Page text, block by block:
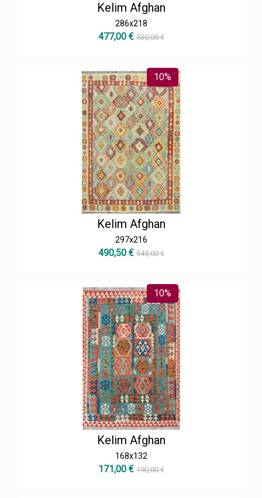
Kelim Afghan
286x218
477,00 € 530,00 €
10%
Kelim Afghan
297x216
490,50 € 545,00 €
10%
Kelim Afghan
168x132
171,00 € 190,00 €